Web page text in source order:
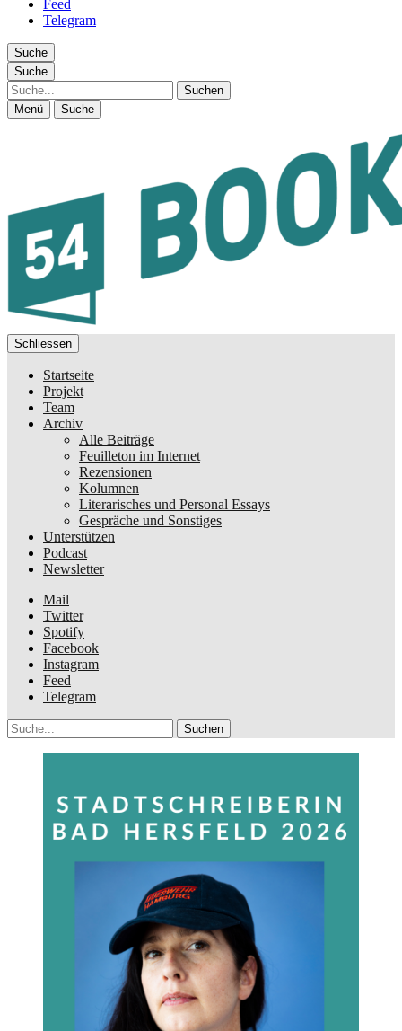
Feed
Telegram
Suche
Suche
Suche
Menü Suche
Schliessen
Startseite
Projekt
Team
Archiv
Alle Beiträge
Feuilleton im Internet
Rezensionen
Kolumnen
Literarisches und Personal Essays
Gespräche und Sonstiges
Unterstützen
Podcast
Newsletter
Mail
Twitter
Spotify
Facebook
Instagram
Feed
Telegram
Suche